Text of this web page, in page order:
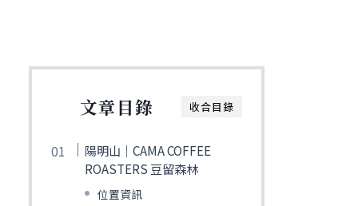
收合目錄
文章目錄
陽明山｜CAMA COFFEE
ROASTERS 豆留森林
位置資訊